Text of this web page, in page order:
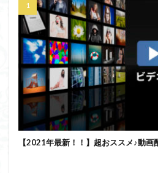
【2021年最新！！】超おススメ♪動画